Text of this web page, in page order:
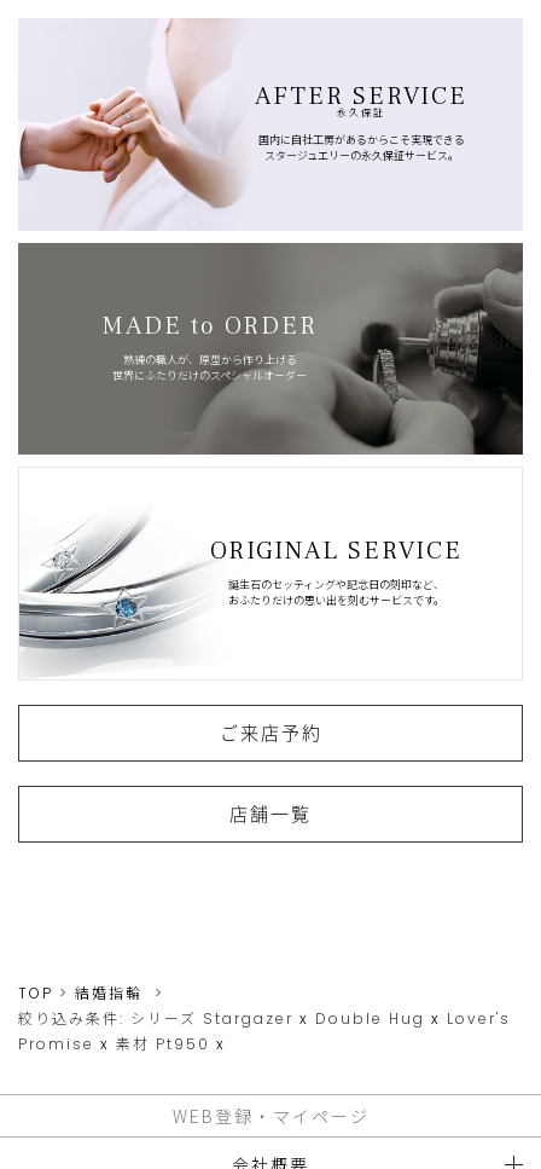
AFTER SERVICE
永久保証
国内に自社工房があるからこそ実現できる
スタージュエリーの永久保証サービス。
MADE to ORDER
熟練の職人が、原型から作り上げる
世界にふたりだけのスペシャルオーダー
ORIGINAL SERVICE
誕生石のセッティングや記念日の刻印など、
おふたりだけの思い出を刻むサービスです。
ご来店予約
店舗一覧
TOP
結婚指輪
絞り込み条件: シリーズ Stargazer x Double Hug x Lover's
Promise x 素材 Pt950 x
WEB登録・マイページ